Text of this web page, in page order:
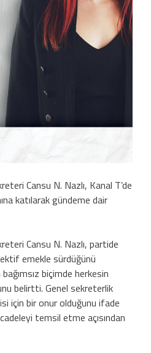
Cansu N. Nazlı, Kanal T’de
katılarak gündeme dair
Cansu N. Nazlı, partide
emekle sürdüğünü
biçimde herkesin
belirtti. Genel sekreterlik
için bir onur olduğunu ifade
temsil etme açısından